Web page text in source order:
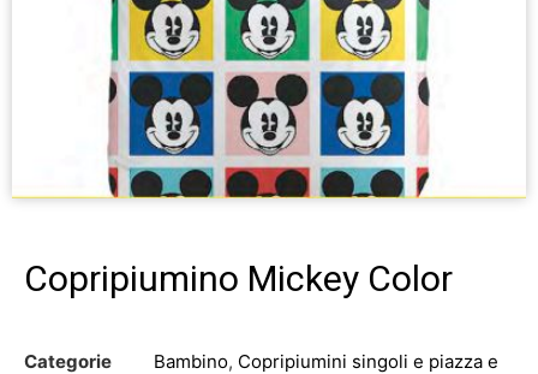
Copripiumino Mickey Color
Categorie Bambino, Copripiumini singoli e piazza e